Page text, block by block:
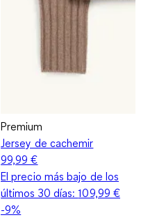
Premium
Jersey de cachemir
99,99 €
El precio más bajo de los
últimos 30 días:109,99 €
-9%